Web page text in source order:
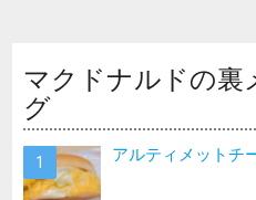
マクドナルドの裏
グ
アルティメットチ